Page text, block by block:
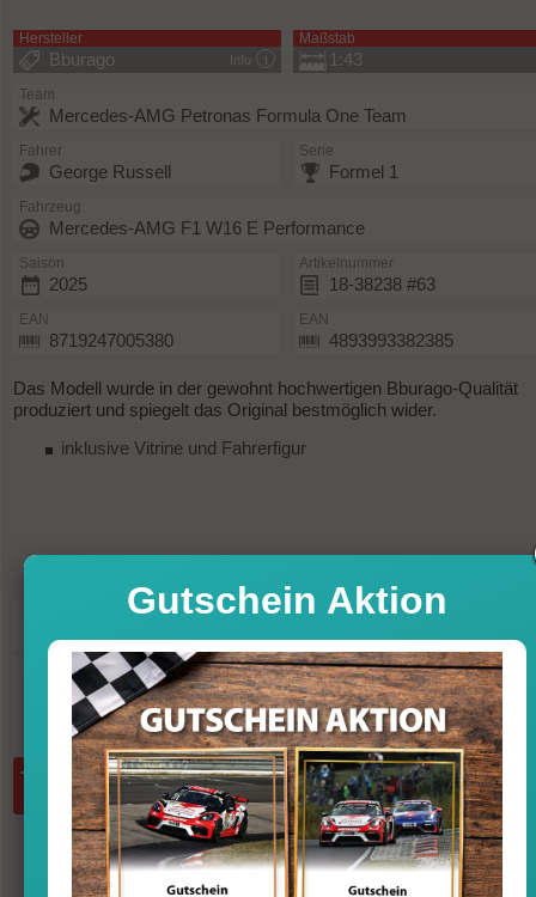
Hersteller
Info
Bburago
Maßstab
1:43
Team
Mercedes-AMG Petronas Formula One Team
Fahrer
George Russell
Serie
Formel 1
Fahrzeug
Mercedes-AMG F1 W16 E Performance
Saison
2025
Artikelnummer
18-38238 #63
EAN
8719247005380
EAN
4893993382385
Das Modell wurde in der gewohnt hochwertigen Bburago-Qualität
produziert und spiegelt das Original bestmöglich wider.
inklusive Vitrine und Fahrerfigur
Sofort versandfertig, Lieferfrist 1-3
inkl. MwSt. zzgl.
Menge: in den Warenkorb
Gutschein Aktion